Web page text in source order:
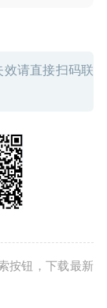
请直接扫码联
按钮，下载最新